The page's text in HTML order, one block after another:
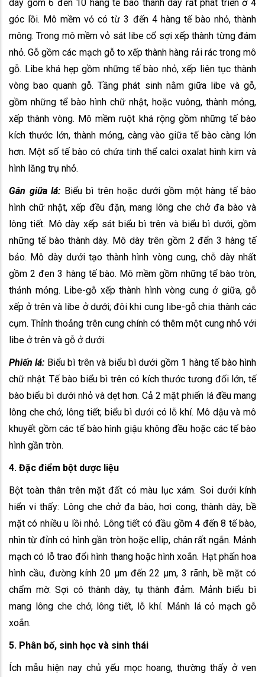
dày gồm 6 đến 10 hàng tế bào thành dày rất phát triển ờ 4
góc lồi. Mô mềm vỏ có từ 3 đến 4 hàng tế bào nhỏ, thành
mông. Trong mô mềm vỏ sát libe cổ sợi xếp thành từng đám
nhỏ. Gỗ gồm các mạch gỗ to xếp thành hàng rải rác trong mô
gỗ. Libe khá hẹp gồm những tế bào nhỏ, xếp liên tục thành
vòng bao quanh gỗ. Tầng phát sinh nằm giữa libe và gỗ,
gồm những tể bào hình chữ nhật, hoặc vuông, thành mỏng,
xếp thành vòng. Mô mềm ruột khá rộng gồm những tế bào
kích thước lớn, thành mỏng, càng vào giữa tế bào càng lớn
hơn. Một số tế bào có chứa tinh thể calci oxalat hình kim và
hình lăng trụ nhỏ.
Gân giữa lá: Biểu bì trên hoặc dưới gồm một hàng tế bào
hình chữ nhật, xếp đều đặn, mang lông che chở đa bào và
lông tiết. Mô dày xếp sát biểu bì trên và biểu bì dưới, gồm
những tế bào thành dày. Mô dày trên gồm 2 đển 3 hàng tế
bảo. Mô dày dưới tạo thành hình vòng cung, chỗ dày nhất
gồm 2 đen 3 hàng tế bào. Mô mềm gồm những tể bào tròn,
thảnh mỏng. Libe-gỗ xếp thành hình vòng cung ở giữa, gỗ
xếp ở trên và libe ở dưới; đôi khi cung libe-gỗ chia thành các
cụm. Thỉnh thoảng trên cung chính có thêm một cung nhỏ với
libe ở trên và gỗ ở dưới.
Phiến lá: Biểu bì trên và biểu bì dưới gồm 1 hàng tế bào hình
chữ nhật. Tế bào biểu bì trên có kích thước tương đối lớn, tế
bào biểu bì dưới nhỏ và dẹt hơn. Cả 2 mặt phiến lá đều mang
lông che chở, lông tiết; biểu bì dưới có lỗ khí. Mô dậu và mô
khuyết gồm các tế bào hình giậu không đều hoặc các tế bào
hình gần tròn.
4. Đặc điểm bột dược liệu
Bột toàn thân trên mặt đất có màu lục xám. Soi dưới kính
hiển vi thấy: Lông che chở đa bào, hơi cong, thành dày, bề
mặt có nhiều u lồi nhỏ. Lông tiết có đầu gồm 4 đến 8 tế bào,
nhìn từ đỉnh có hình gần tròn hoặc ellip, chân rất ngắn. Mảnh
mạch có lỗ trao đổi hình thang hoặc hình xoắn. Hạt phấn hoa
hình cầu, đường kính 20 μm đến 22 μm, 3 rãnh, bề mặt có
chẩm mờ. Sợi có thành dày, tụ thành đảm. Mảnh biểu bì
mang lông che chở, lông tiết, lỗ khí. Mảnh lá cỏ mạch gỗ
xoắn.
5. Phân bố, sinh học và sinh thái
Ích mẫu hiện nay chủ yếu mọc hoang, thường thấy ở ven